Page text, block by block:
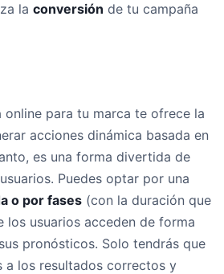
la conversión de tu campaña
online para tu marca te ofrece la
acciones dinámica basada en
es una forma divertida de
Puedes optar por una
o por fases (con la duración que
los usuarios acceden de forma
pronósticos. Solo tendrás que
a los resultados correctos y